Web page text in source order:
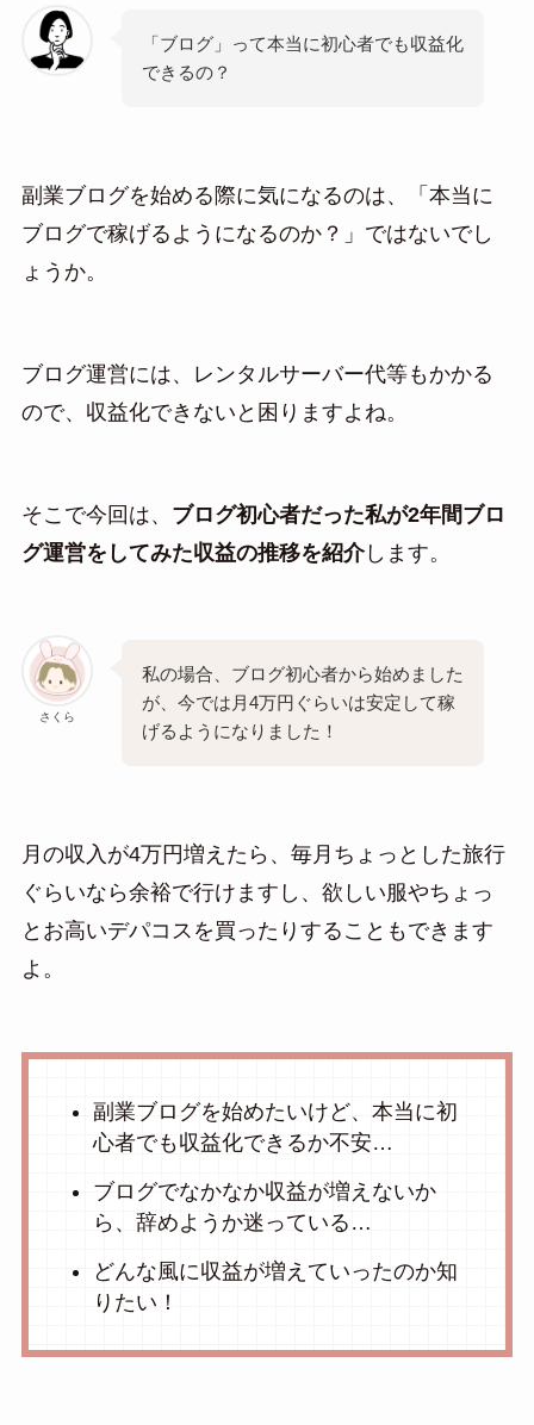
「ブログ」って本当に初心者でも収益化
できるの？
副業ブログを始める際に気になるのは、「本当に
ブログで稼げるようになるのか？」ではないでし
ょうか。
ブログ運営には、レンタルサーバー代等もかかる
ので、収益化できないと困りますよね。
そこで今回は、 ブログ初心者だった私が2年間ブロ
グ運営をしてみた収益の推移を紹介します。
さくら
私の場合、ブログ初心者から始めました
が、今では月4万円ぐらいは安定して稼
げるようになりました！
月の収入が4万円増えたら、毎月ちょっとした旅行
ぐらいなら余裕で行けますし、欲しい服やちょっ
とお高いデパコスを買ったりすることもできます
よ。
副業ブログを始めたいけど、本当に初
心者でも収益化できるか不安…
ブログでなかなか収益が増えないか
ら、辞めようか迷っている…
どんな風に収益が増えていったのか知
りたい！